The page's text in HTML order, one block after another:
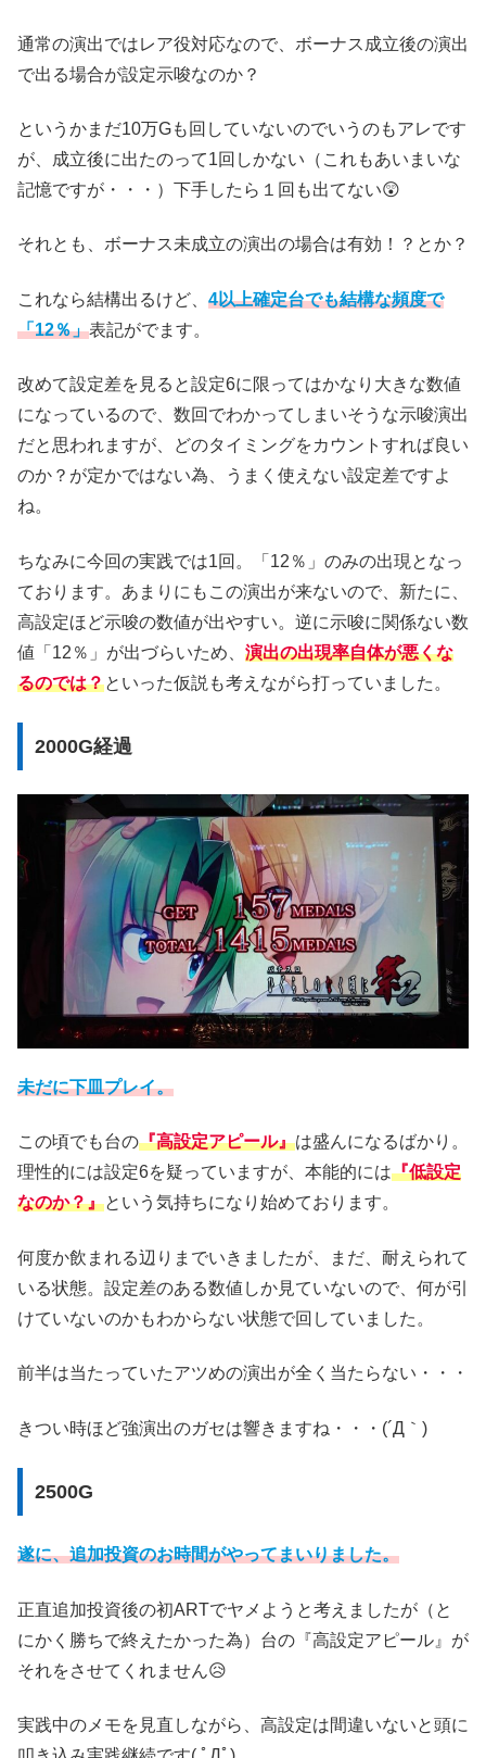
通常の演出ではレア役対応なので、ボーナス成立後の演出
で出る場合が設定示唆なのか？
というかまだ10万Gも回していないのでいうのもアレです
が、成立後に出たのって1回しかない（これもあいまいな
記憶ですが・・・）下手したら１回も出てない😲
それとも、ボーナス未成立の演出の場合は有効！？とか？
これなら結構出るけど、 4以上確定台でも結構な頻度で
「12％」表記がでます。
改めて設定差を見ると設定6に限ってはかなり大きな数値
になっているので、数回でわかってしまいそうな示唆演出
だと思われますが、どのタイミングをカウントすれば良い
のか？が定かではない為、うまく使えない設定差ですよ
ね。
ちなみに今回の実践では1回。「12％」のみの出現となっ
ております。あまりにもこの演出が来ないので、新たに、
高設定ほど示唆の数値が出やすい。逆に示唆に関係ない数
値「12％」が出づらいため、 演出の出現率自体が悪くな
るのでは？といった仮説も考えながら打っていました。
2000G経過
未だに下皿プレイ。
この頃でも台の『高設定アピール』は盛んになるばかり。
理性的には設定6を疑っていますが、本能的には『低設定
なのか？』という気持ちになり始めております。
何度か飲まれる辺りまでいきましたが、まだ、耐えられて
いる状態。設定差のある数値しか見ていないので、何が引
けていないのかもわからない状態で回していました。
前半は当たっていたアツめの演出が全く当たらない・・・
きつい時ほど強演出のガセは響きますね・・・(´Д｀)
2500G
遂に、追加投資のお時間がやってまいりました。
正直追加投資後の初ARTでヤメようと考えましたが（と
にかく勝ちで終えたかった為）台の『高設定アピール』が
それをさせてくれません😥
実践中のメモを見直しながら、高設定は間違いないと頭に